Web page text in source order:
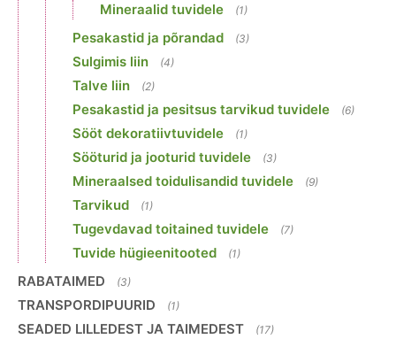
Mineraalid tuvidele (1)
Pesakastid ja põrandad (3)
Sulgimis liin (4)
Talve liin (2)
Pesakastid ja pesitsus tarvikud tuvidele (6)
Sööt dekoratiivtuvidele (1)
Sööturid ja jooturid tuvidele (3)
Mineraalsed toidulisandid tuvidele (9)
Tarvikud (1)
Tugevdavad toitained tuvidele (7)
Tuvide hügieenitooted (1)
RABATAIMED (3)
TRANSPORDIPUURID (1)
SEADED LILLEDEST JA TAIMEDEST (17)